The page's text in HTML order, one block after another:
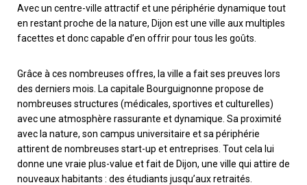
Avec un centre-ville attractif et une périphérie dynamique tout
en restant proche de la nature, Dijon est une ville aux multiples
facettes et donc capable d’en offrir pour tous les goûts.
Grâce à ces nombreuses offres, la ville a fait ses preuves lors
des derniers mois. La capitale Bourguignonne propose de
nombreuses structures (médicales, sportives et culturelles)
avec une atmosphère rassurante et dynamique. Sa proximité
avec la nature, son campus universitaire et sa périphérie
attirent de nombreuses start-up et entreprises. Tout cela lui
donne une vraie plus-value et fait de Dijon, une ville qui attire de
nouveaux habitants : des étudiants jusqu’aux retraités.